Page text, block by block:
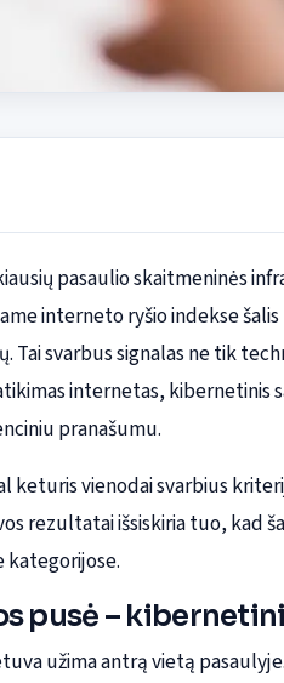
pasaulio skaitmeninės
interneto ryšio indekse
svarbus signalas ne tik
internetas, kibernetinis
pranašumu.
keturis vienodai svarbius
rezultatai išsiskiria tuo, kad
kategorijose.
pusė –
užima antrą vietą